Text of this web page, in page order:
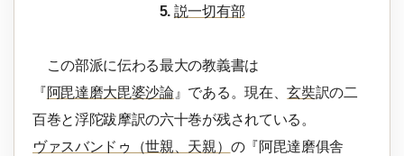
5. 説一切有部
この部派に伝わる最大の教義書は
『阿毘達磨大毘婆沙論』である。現在、玄奘訳の二
百巻と浮陀跋摩訳の六十巻が残されている。
ヴァスバンドゥ（世親、天親） の『阿毘達磨俱舎